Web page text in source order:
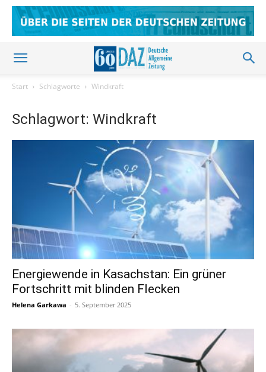
Start Schlagworte Windkraft
Schlagwort: Windkraft
Energiewende in Kasachstan: Ein grüner
Fortschritt mit blinden Flecken
Helena Garkawa - 5. September 2025